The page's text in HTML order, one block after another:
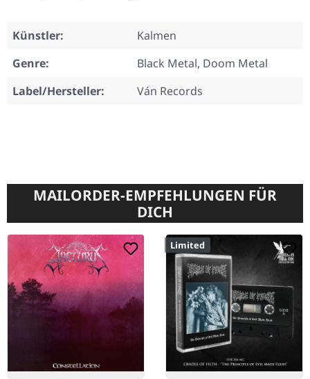
Künstler:
Kalmen
Genre:
Black Metal, Doom Metal
Label/Hersteller:
Ván Records
MAILORDER-EMPFEHLUNGEN FÜR
DICH
Limited